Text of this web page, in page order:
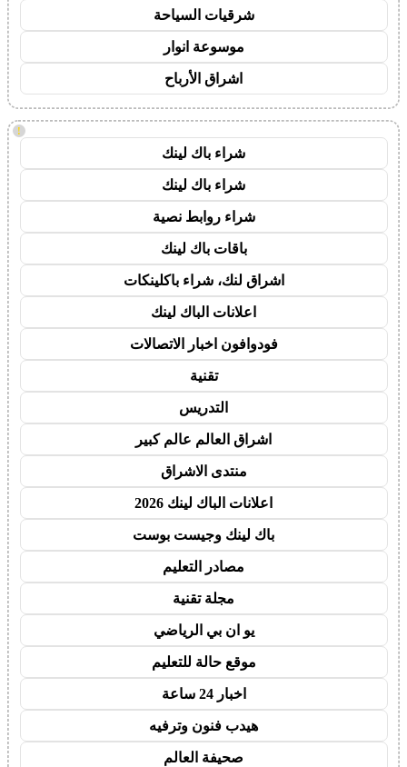
شرقيات السياحة
موسوعة انوار
اشراق الأرباح
!
شراء باك لينك
شراء باك لينك
شراء روابط نصية
باقات باك لينك
اشراق لنك، شراء باكلينكات
اعلانات الباك لينك
فودوافون اخبار الاتصالات
تقنية
التدريس
اشراق العالم عالم كبير
منتدى الاشراق
اعلانات الباك لينك 2026
باك لينك وجيست بوست
مصادر التعليم
مجلة تقنية
يو ان بي الرياضي
موقع حالة للتعليم
اخبار 24 ساعة
هيدب فنون وترفيه
صحيفة العالم